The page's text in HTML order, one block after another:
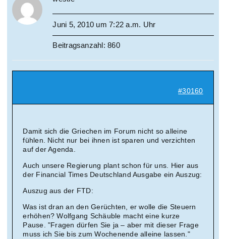
Juni 5, 2010 um 7:22 a.m. Uhr
Beitragsanzahl: 860
#30160
Damit sich die Griechen im Forum nicht so alleine
fühlen. Nicht nur bei ihnen ist sparen und verzichten
auf der Agenda.
Auch unsere Regierung plant schon für uns. Hier aus
der Financial Times Deutschland Ausgabe ein Auszug:
Auszug aus der FTD:
Was ist dran an den Gerüchten, er wolle die Steuern
erhöhen? Wolfgang Schäuble macht eine kurze
Pause. "Fragen dürfen Sie ja – aber mit dieser Frage
muss ich Sie bis zum Wochenende alleine lassen."